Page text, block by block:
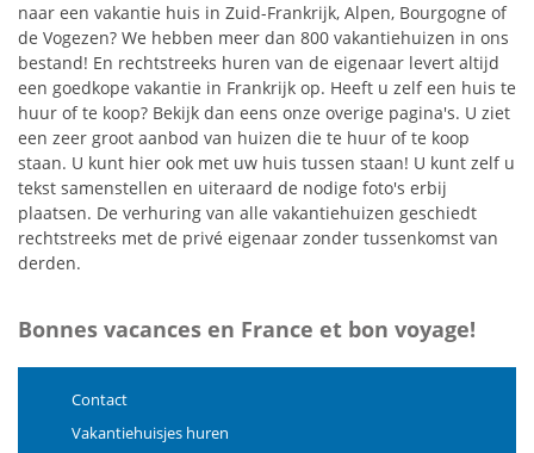
naar een vakantie huis in Zuid-Frankrijk, Alpen, Bourgogne of
de Vogezen? We hebben meer dan 800 vakantiehuizen in ons
bestand! En rechtstreeks huren van de eigenaar levert altijd
een goedkope vakantie in Frankrijk op. Heeft u zelf een huis te
huur of te koop? Bekijk dan eens onze overige pagina's. U ziet
een zeer groot aanbod van huizen die te huur of te koop
staan. U kunt hier ook met uw huis tussen staan! U kunt zelf u
tekst samenstellen en uiteraard de nodige foto's erbij
plaatsen. De verhuring van alle vakantiehuizen geschiedt
rechtstreeks met de privé eigenaar zonder tussenkomst van
derden.
Bonnes vacances en France et bon voyage!
Contact
Vakantiehuisjes huren